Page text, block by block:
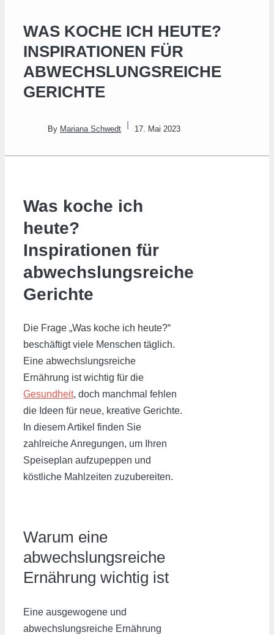
WAS KOCHE ICH HEUTE?
INSPIRATIONEN FÜR
ABWECHSLUNGSREICHE
GERICHTE
By Mariana Schwedt 17. Mai 2023
Was koche ich
heute?
Inspirationen für
abwechslungsreiche
Gerichte
Die Frage „Was koche ich heute?“
beschäftigt viele Menschen täglich.
Eine abwechslungsreiche
Ernährung ist wichtig für die
Gesundheit, doch manchmal fehlen
die Ideen für neue, kreative Gerichte.
In diesem Artikel finden Sie
zahlreiche Anregungen, um Ihren
Speiseplan aufzupeppen und
köstliche Mahlzeiten zuzubereiten.
Warum eine
abwechslungsreiche
Ernährung wichtig ist
Eine ausgewogene und
abwechslungsreiche Ernährung